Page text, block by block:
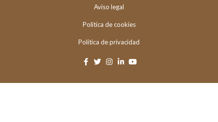
Aviso legal
Política de cookies
Política de privacidad